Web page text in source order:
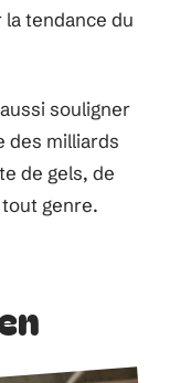
tendance du
souligner
des milliards
de gels, de
genre.